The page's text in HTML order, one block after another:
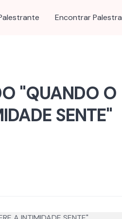
Encontrar Palestra
"QUANDO O
SENTE"